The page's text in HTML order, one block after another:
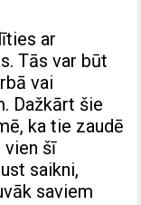
ar
Tās var būt
vai
Dažkārt šie
ka tie zaudē
vien šī
saikni,
saviem